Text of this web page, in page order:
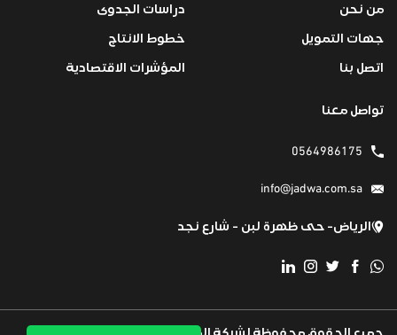
من نحن
جهات التمويل
اتصل بنا
دراسات الجدوى
خطوط الانتاج
المؤشرات الاقتصادية
تواصل معنا
0564986175
info@jadwa.com.sa
الرياض- حى ظهرة لبن - شارع نجد